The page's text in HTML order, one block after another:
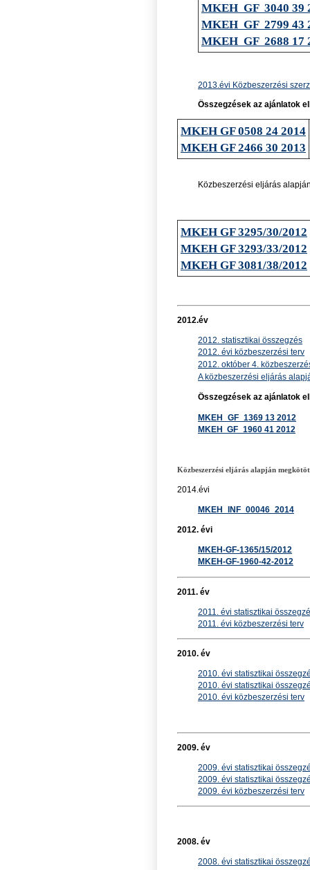
MKEH GF 3040 39
MKEH GF 2799 43
MKEH GF 2688 17
2013.évi Közbeszerzési
Összegzések az ajánlatok
MKEH GF 0508 24 2014
MKEH GF 2466 30 2013
Közbeszerzési eljárás
MKEH GF 3295/30/2012
MKEH GF 3293/33/2012
MKEH GF 3081/38/2012
2012.év
2012. statisztikai összegzés
2012. évi közbeszerzési terv
2012. október 4.
A közbeszerzési eljárás
Összegzések az ajánlatok
MKEH_GF_1369 13 2012
MKEH GF_1960 41 2012
Közbeszerzési eljárás alapján
2014.évi
MKEH_INF_00046_2014
2012. évi
MKEH-GF-1365/15/2012
MKEH-GF-1960-42-2012
2011. év
2011. évi statisztikai
2011. évi közbeszerzési terv
2010. év
2010. évi statisztikai
2010. évi statisztikai
2010. évi közbeszerzési terv
2009. év
2009. évi statisztikai
2009. évi statisztikai
2009. évi közbeszerzési terv
2008. év
2008. évi statisztikai